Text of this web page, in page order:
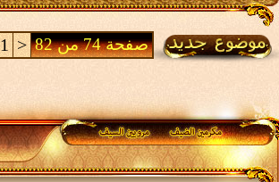
صفحة 74 من 82 <
1